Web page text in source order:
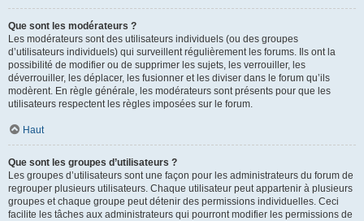
Que sont les modérateurs ?
Les modérateurs sont des utilisateurs individuels (ou des groupes
d’utilisateurs individuels) qui surveillent régulièrement les forums. Ils ont la
possibilité de modifier ou de supprimer les sujets, les verrouiller, les
déverrouiller, les déplacer, les fusionner et les diviser dans le forum qu’ils
modèrent. En règle générale, les modérateurs sont présents pour que les
utilisateurs respectent les règles imposées sur le forum.
Haut
Que sont les groupes d’utilisateurs ?
Les groupes d’utilisateurs sont une façon pour les administrateurs du forum de
regrouper plusieurs utilisateurs. Chaque utilisateur peut appartenir à plusieurs
groupes et chaque groupe peut détenir des permissions individuelles. Ceci
facilite les tâches aux administrateurs qui pourront modifier les permissions de